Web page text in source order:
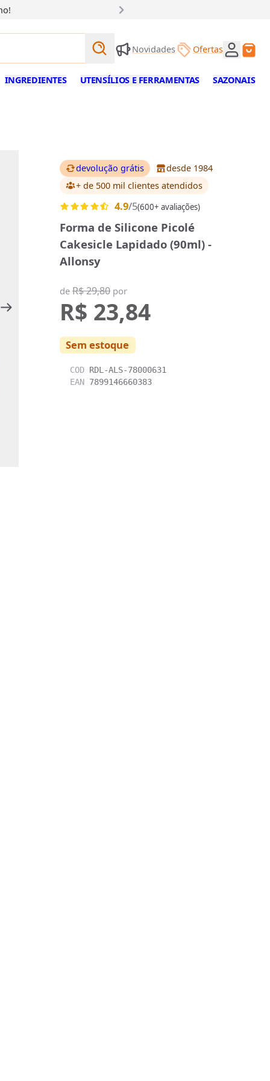
Buscar produtos
Buscar
Novidades Ofertas
INGREDIENTES UTENSÍLIOS E FERRAMENTAS SAZONAIS
devolução grátis
desde 1984
+ de 500 mil clientes atendidos
4.9/5(600+ avaliações)
Forma de Silicone Picolé
Cakesicle Lapidado (90ml) -
Allonsy
deR$ 29,80 por
R$ 23,84
Sem estoque
COD RDL-ALS-78000631
EAN 7899146660383